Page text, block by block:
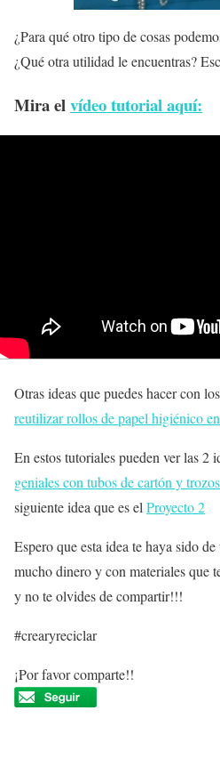
¿Para qué otro tipo de cosas
¿Qué otra utilidad le encuentras?
Mira elvídeo tutorial aquí:
Otras ideas que puedes hacer con
reutilizar rollos de papel higiénico
En estos tutoriales pueden ver las 2
geniales con tubos de cartón y
siguiente idea que es el Proyecto 2
Espero que esta idea te haya sido
mucho dinero y con materiales que
y no te olvides de compartir!!!
#crearyreciclar
¡Por favor comparte!!